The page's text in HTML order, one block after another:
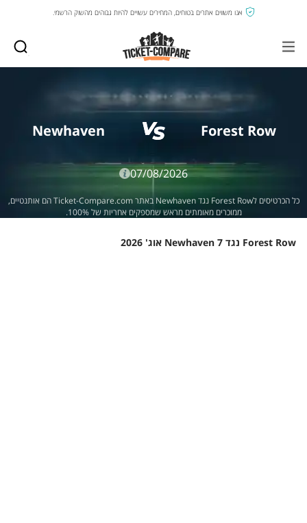
אנו משווים אתרים בטוחים, המחירים עשויים להיות גבוהים מהשוק הרשמי.
Forest Row
Newhaven
07/08/2026
כל הכרטיסים לForest Row נגד Newhaven באתר Ticket-Compare.com הם אותנטיים,
ממוכרים מאומתים מראש שמספקים אחריות של 100%.
Forest Row נגד Newhaven 7 אוג' 2026